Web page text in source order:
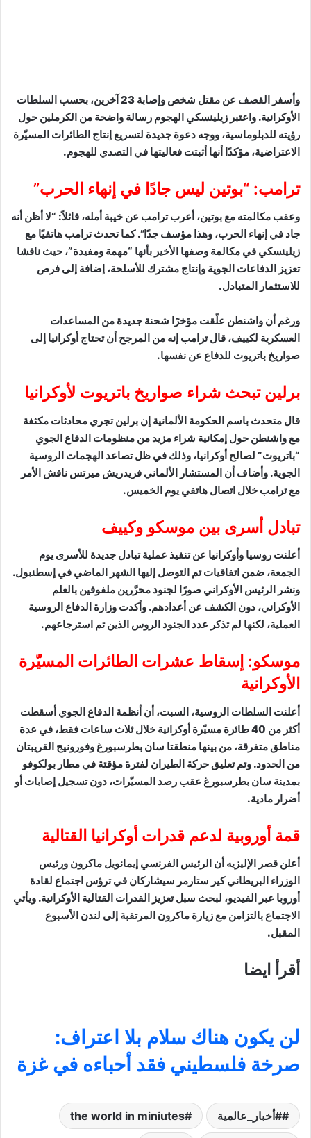
وأسفر القصف عن مقتل شخص وإصابة 23 آخرين، بحسب السلطات
الأوكرانية. واعتبر زيلينسكي الهجوم رسالة واضحة من الكرملين حول
رؤيته للدبلوماسية، ووجه دعوة جديدة لتسريع إنتاج الطائرات المسيّرة
الاعتراضية، مؤكدًا أنها أثبتت فعاليتها في التصدي للهجوم.
ترامب: “بوتين ليس جادًا في إنهاء الحرب”
وعقب مكالمته مع بوتين، أعرب ترامب عن خيبة أمله، قائلاً: “لا أظن أنه
جاد في إنهاء الحرب، وهذا مؤسف جدًا”. كما تحدث ترامب هاتفيًا مع
زيلينسكي في مكالمة وصفها الأخير بأنها “مهمة ومفيدة”، حيث ناقشا
تعزيز الدفاعات الجوية وإنتاج مشترك للأسلحة، إضافة إلى فرص
للاستثمار المتبادل.
ورغم أن واشنطن علّقت مؤخرًا شحنة جديدة من المساعدات
العسكرية لكييف، قال ترامب إنه من المرجح أن تحتاج أوكرانيا إلى
صواريخ باتريوت للدفاع عن نفسها.
برلين تبحث شراء صواريخ باتريوت لأوكرانيا
قال متحدث باسم الحكومة الألمانية إن برلين تجري محادثات مكثفة
مع واشنطن حول إمكانية شراء مزيد من منظومات الدفاع الجوي
“باتريوت” لصالح أوكرانيا، وذلك في ظل تصاعد الهجمات الروسية
الجوية. وأضاف أن المستشار الألماني فريدريش ميرتس ناقش الأمر
مع ترامب خلال اتصال هاتفي يوم الخميس.
تبادل أسرى بين موسكو وكييف
أعلنت روسيا وأوكرانيا عن تنفيذ عملية تبادل جديدة للأسرى يوم
الجمعة، ضمن اتفاقيات تم التوصل إليها الشهر الماضي في إسطنبول.
ونشر الرئيس الأوكراني صورًا لجنود محرَّرين ملفوفين بالعلم
الأوكراني، دون الكشف عن أعدادهم. وأكدت وزارة الدفاع الروسية
العملية، لكنها لم تذكر عدد الجنود الروس الذين تم استرجاعهم.
موسكو: إسقاط عشرات الطائرات المسيّرة
الأوكرانية
أعلنت السلطات الروسية، السبت، أن أنظمة الدفاع الجوي أسقطت
أكثر من 40 طائرة مسيّرة أوكرانية خلال ثلاث ساعات فقط، في عدة
مناطق متفرقة، من بينها منطقتا سان بطرسبورغ وفورونيج القريبتان
من الحدود. وتم تعليق حركة الطيران لفترة مؤقتة في مطار بولكوفو
بمدينة سان بطرسبورغ عقب رصد المسيّرات، دون تسجيل إصابات أو
أضرار مادية.
قمة أوروبية لدعم قدرات أوكرانيا القتالية
أعلن قصر الإليزيه أن الرئيس الفرنسي إيمانويل ماكرون ورئيس
الوزراء البريطاني كير ستارمر سيشاركان في ترؤس اجتماع لقادة
أوروبا عبر الفيديو، لبحث سبل تعزيز القدرات القتالية الأوكرانية. ويأتي
الاجتماع بالتزامن مع زيارة ماكرون المرتقبة إلى لندن الأسبوع
المقبل.
أقرأ ايضا
لن يكون هناك سلام بلا اعتراف:
صرخة فلسطيني فقد أحباءه في غزة
#أخبار_عالمية the world in miniutes